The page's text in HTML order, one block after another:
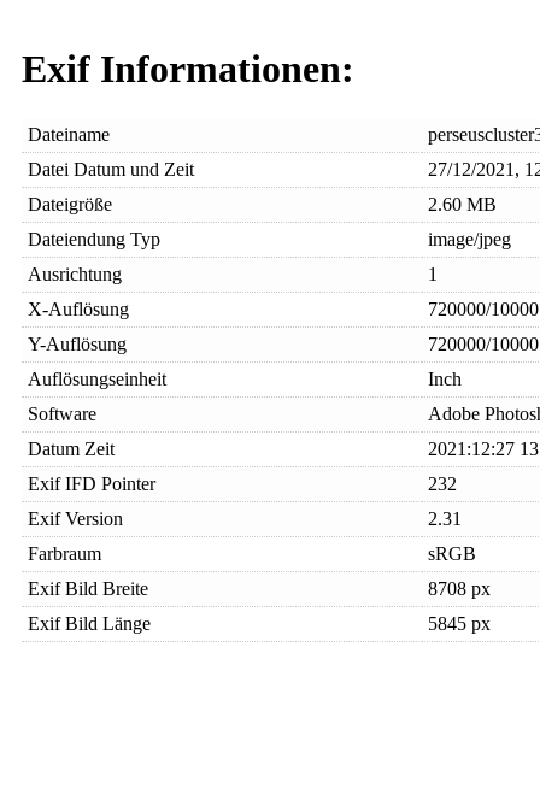
Exif Informationen:
Dateiname
Datei Datum und Zeit
27/12/2021,
Dateigröße
2.60 MB
Dateiendung Typ
image/jpeg
Ausrichtung
1
X-Auflösung
720000/10000
Y-Auflösung
720000/10000
Auflösungseinheit
Inch
Software
Adobe
Datum Zeit
2021:12:27
Exif IFD Pointer
232
Exif Version
2.31
Farbraum
sRGB
Exif Bild Breite
8708 px
Exif Bild Länge
5845 px